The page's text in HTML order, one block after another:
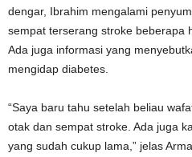
dengar, Ibrahim mengalami
sempat terserang stroke beberapa
Ada juga informasi yang
mengidap diabetes.
“Saya baru tahu setelah beliau
otak dan sempat stroke. Ada juga
yang sudah cukup lama,” jelas